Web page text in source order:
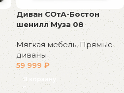
Диван СОтА-Бостон
шенилл Муза 08
Мягкая мебель,Прямые
диваны
59 999₽
В корзину